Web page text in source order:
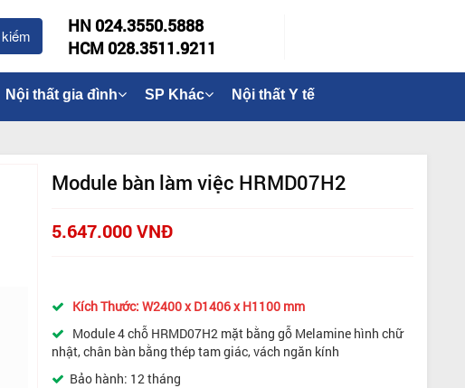
HN 024.3550.5888
HCM 028.3511.9211
Nội thất gia đình SP Khác Nội thất Y tế
Module bàn làm việc HRMD07H2
5.647.000 VNĐ
Kích Thước: W2400 x D1406 x H1100 mm
Module 4 chỗ HRMD07H2 mặt bằng gỗ Melamine hình chữ
nhật, chân bàn bằng thép tam giác, vách ngăn kính
Bảo hành: 12 tháng